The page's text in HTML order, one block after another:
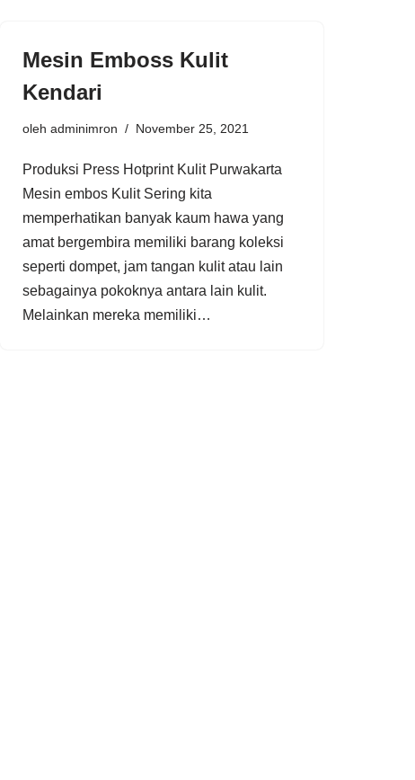
Mesin Emboss Kulit
Kendari
oleh adminimron November 25, 2021
Produksi Press Hotprint Kulit Purwakarta
Mesin embos Kulit Sering kita
memperhatikan banyak kaum hawa yang
amat bergembira memiliki barang koleksi
seperti dompet, jam tangan kulit atau lain
sebagainya pokoknya antara lain kulit.
Melainkan mereka memiliki…